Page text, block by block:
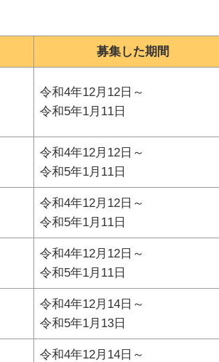
募集した期間
令和4年12月12日～
令和5年1月11日
令和4年12月12日～
令和5年1月11日
令和4年12月12日～
令和5年1月11日
令和4年12月12日～
令和5年1月11日
令和4年12月14日～
令和5年1月13日
令和4年12月14日～